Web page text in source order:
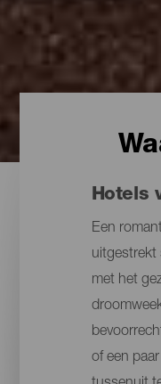
Hotels
Een
uitgestrekt
met het
of een